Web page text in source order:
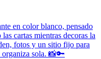
en color blanco, pensado
cartas mientras decoras la
fotos y un sitio fijo para
organiza sola. 📸🔑